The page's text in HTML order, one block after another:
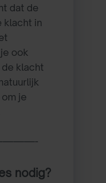
dat de
klacht in
ook
klacht
je
nodig?